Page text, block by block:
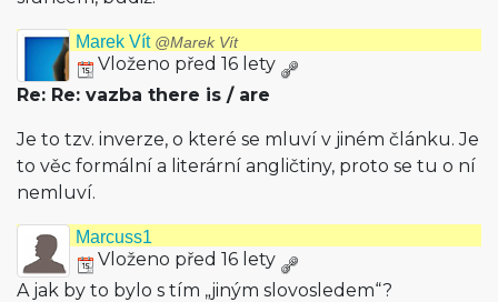
Marek Vít @Marek Vít
Vloženo před 16 lety
Re: Re: vazba there is / are
Je to tzv. inverze, o které se mluví v jiném článku. Je
to věc formální a literární angličtiny, proto se tu o ní
nemluví.
Marcuss1
Vloženo před 16 lety
A jak by to bylo s tím „jiným slovosledem“?